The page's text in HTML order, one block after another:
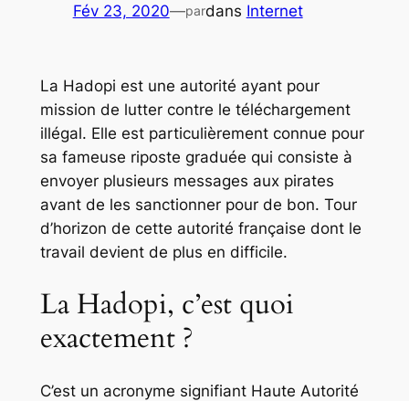
Fév 23, 2020—pardans Internet
La Hadopi est une autorité ayant pour
mission de lutter contre le téléchargement
illégal. Elle est particulièrement connue pour
sa fameuse riposte graduée qui consiste à
envoyer plusieurs messages aux pirates
avant de les sanctionner pour de bon. Tour
d’horizon de cette autorité française dont le
travail devient de plus en difficile.
La Hadopi, c’est quoi
exactement ?
C’est un acronyme signifiant Haute Autorité